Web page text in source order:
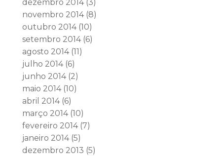
dezembro 2014(3)
novembro 2014(8)
outubro 2014(10)
setembro 2014(6)
agosto 2014(11)
julho 2014(6)
junho 2014(2)
maio 2014(10)
abril 2014(6)
março 2014(10)
fevereiro 2014(7)
janeiro 2014(5)
dezembro 2013 (5)